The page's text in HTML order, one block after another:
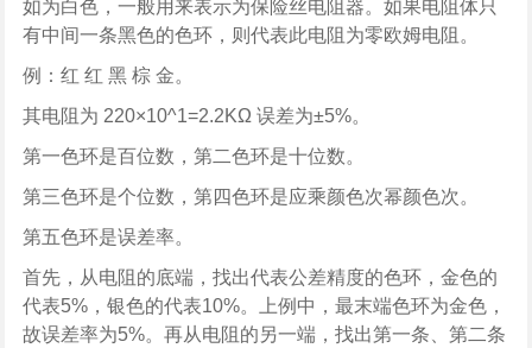
如为白色，一般用来表示为保险丝电阻器。如果电阻体只
有中间一条黑色的色环，则代表此电阻为零欧姆电阻。
例：红 红 黑 棕 金。
其电阻为 220×10^1=2.2KΩ 误差为±5%。
第一色环是百位数，第二色环是十位数。
第三色环是个位数，第四色环是应乘颜色次幂颜色次。
第五色环是误差率。
首先，从电阻的底端，找出代表公差精度的色环，金色的
代表5%，银色的代表10%。上例中，最末端色环为金色，
故误差率为5%。再从电阻的另一端，找出第一条、第二条